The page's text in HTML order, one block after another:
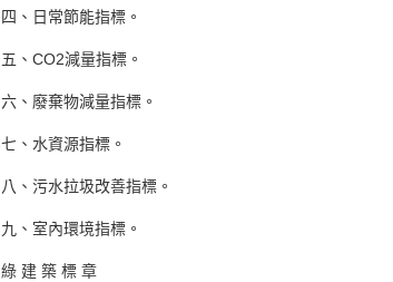
四、日常節能指標。
五、CO2減量指標。
六、廢棄物減量指標。
七、水資源指標。
八、污水拉圾改善指標。
九、室內環境指標。
綠 建 築 標 章